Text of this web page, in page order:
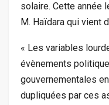
solaire. Cette année
M. Haïdara qui vient
« Les variables
évènements
gouvernementales
dupliquées par ces